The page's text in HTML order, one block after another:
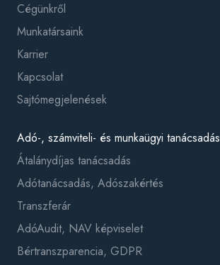
Cégünkről
Munkatársaink
Karrier
Kapcsolat
Sajtómegjelenések
Adó-, számviteli- és munkaügyi tanácsadás
Átalánydíjas tanácsadás
Adótanácsadás, Adószakértés
Transzferár
AdóAudit, NAV képviselet
Bértranszparencia, GDPR